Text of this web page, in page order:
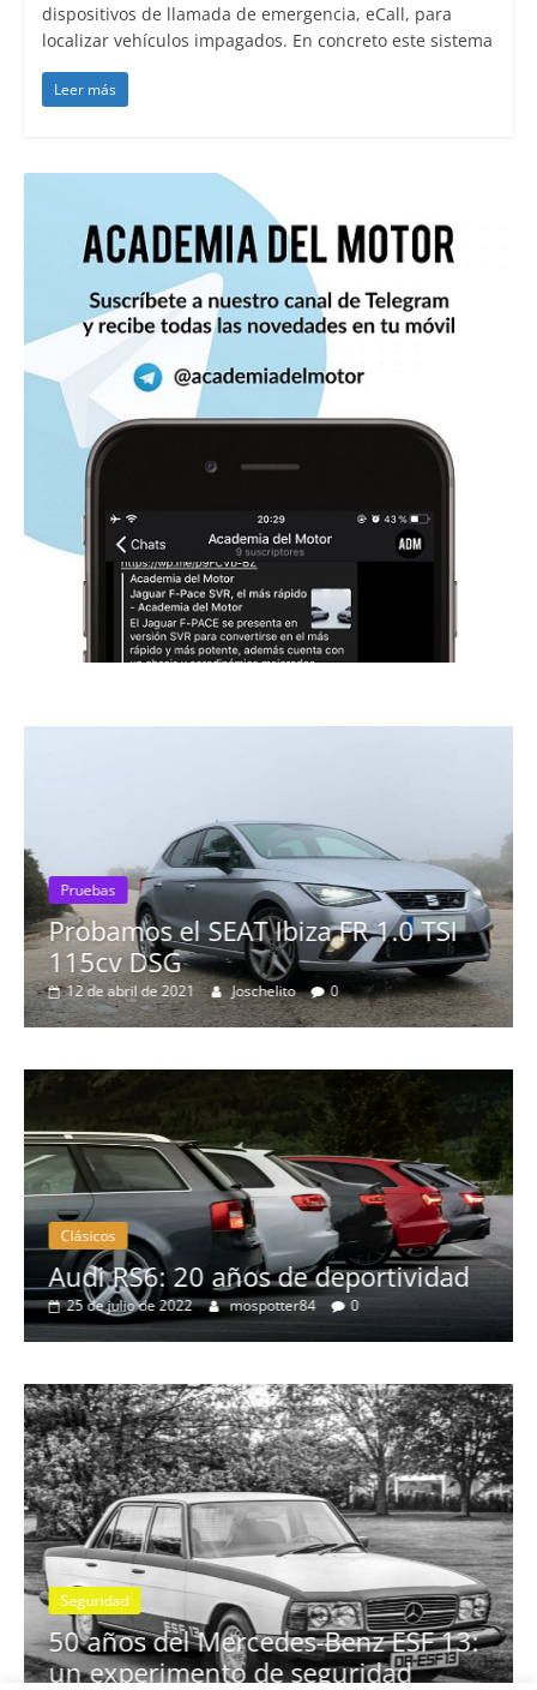
dispositivos de llamada de emergencia, eCall, para
localizar vehículos impagados. En concreto este sistema
Leer más
Pruebas
Probamos el SEAT Ibiza FR 1.0 TSI
115cv DSG
12 de abril de 2021 Joschelito 0
Clásicos
Audi RS6: 20 años de deportividad
25 de julio de 2022 mospotter84 0
Seguridad
50 años del Mercedes-Benz ESF 13:
un experimento de seguridad